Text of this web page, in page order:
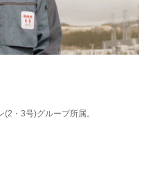
・3号)グループ所属。